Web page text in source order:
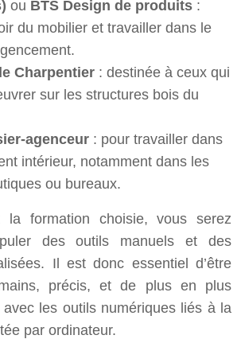
ou BTS Design de produits :
du mobilier et travailler dans le
Charpentier : destinée à ceux qui
sur les structures bois du
agenceur : pour travailler dans
intérieur, notamment dans les
ou bureaux.
la formation choisie, vous serez
des outils manuels et des
Il est donc essentiel d’être
précis, et de plus en plus
avec les outils numériques liés à la
par ordinateur.